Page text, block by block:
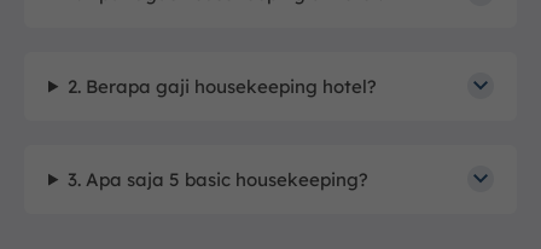
2. Berapa gaji housekeeping hotel?
3. Apa saja 5 basic housekeeping?